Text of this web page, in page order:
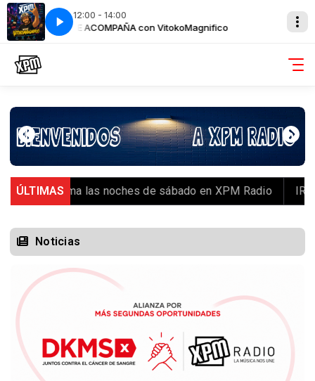
12:00 - 14:00
XPM TE ACOMPAÑA con VitokoMagnifico XPM TE
ÚLTIMAS
se toma las noches de sábado en XPM Radio IRON
Noticias